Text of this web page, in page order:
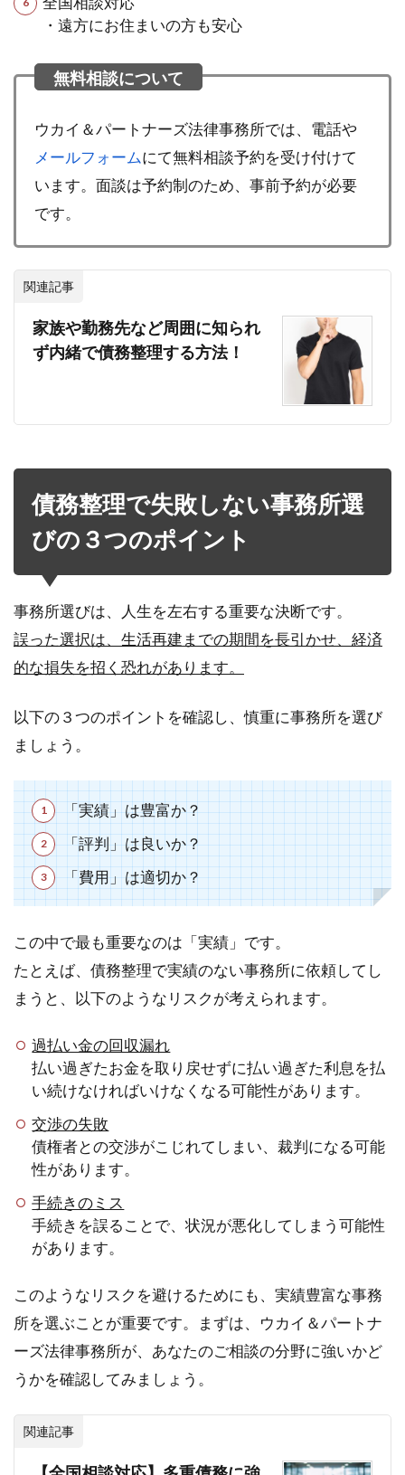
・遠方にお住まいの方も安心
ウカイ＆パートナーズ法律事務所では、電話や
メールフォームにて無料相談予約を受け付けて
います。面談は予約制のため、事前予約が必要
です。
関連記事
家族や勤務先など周囲に知られ
ず内緒で債務整理する方法！
債務整理で失敗しない事務所選
びの３つのポイント
事務所選びは、人生を左右する重要な決断です。
誤った選択は、生活再建までの期間を長引かせ、経済
的な損失を招く恐れがあります。
以下の３つのポイントを確認し、慎重に事務所を選び
ましょう。
「実績」は豊富か？
「評判」は良いか？
「費用」は適切か？
この中で最も重要なのは「実績」です。
たとえば、債務整理で実績のない事務所に依頼してし
まうと、以下のようなリスクが考えられます。
過払い金の回収漏れ
払い過ぎたお金を取り戻せずに払い過ぎた利息を払
い続けなければいけなくなる可能性があります。
交渉の失敗
債権者との交渉がこじれてしまい、裁判になる可能
性があります。
手続きのミス
手続きを誤ることで、状況が悪化してしまう可能性
があります。
このようなリスクを避けるためにも、実績豊富な事務
所を選ぶことが重要です。まずは、ウカイ＆パートナ
ーズ法律事務所が、あなたのご相談の分野に強いかど
うかを確認してみましょう。
関連記事